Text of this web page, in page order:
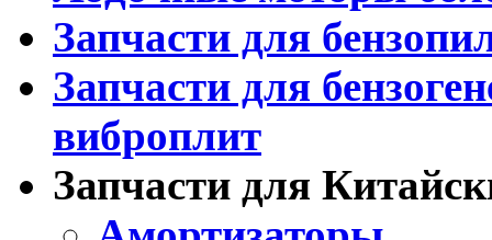
Запчасти для
Запчасти для
виброплит
Запчасти для